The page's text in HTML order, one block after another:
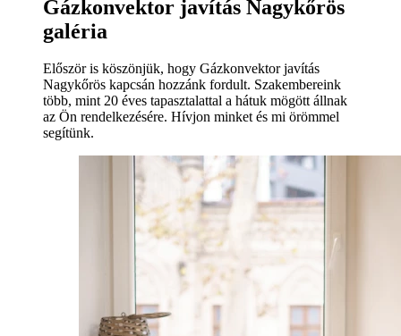
Gázkonvektor javítás Nagykőrös
galéria
Először is köszönjük, hogy Gázkonvektor javítás
Nagykőrös kapcsán hozzánk fordult. Szakembereink
több, mint 20 éves tapasztalattal a hátuk mögött állnak
az Ön rendelkezésére. Hívjon minket és mi örömmel
segítünk.